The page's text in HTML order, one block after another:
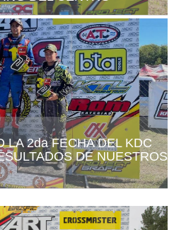
LA 2da FECHA DEL KDC
DE NUESTROS